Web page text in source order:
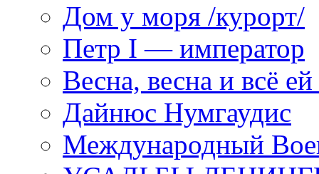
Дом у моря /курорт/
Петр I — император
Весна, весна и всё
Дайнюс Нумгаудис
Международный